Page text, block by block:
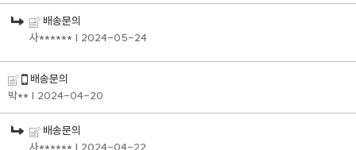
배송문의
사****** | 2024-05-24
배송문의
박** | 2024-04-20
배송문의
사****** | 2024-04-22